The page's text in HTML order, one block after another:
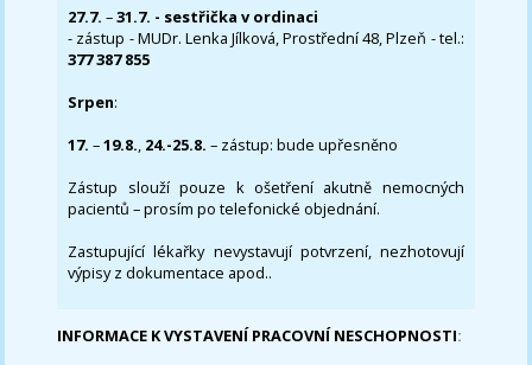
27.7.–31.7. - sestřička v ordinaci
- zástup - MUDr. Lenka Jílková, Prostřední 48, Plzeň - tel.:
377 387 855
Srpen:
17. –19.8., 24.-25.8. – zástup: bude upřesněno
Zástup slouží pouze k ošetření akutně nemocných
pacientů – prosím po telefonické objednání.
Zastupující lékařky nevystavují potvrzení, nezhotovují
výpisy z dokumentace apod..
INFORMACE K VYSTAVENÍ PRACOVNÍ NESCHOPNOSTI: